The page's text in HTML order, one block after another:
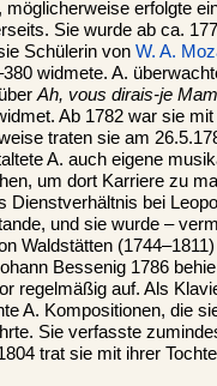
möglicherweise erfolgte
Sie wurde ab ca.
Schülerin von W. A.
widmete. A.
Ah, vous dirais-je
Ab 1782 war sie
traten sie am
A. auch eigene
um dort Karriere zu
Dienstverhältnis bei
und sie wurde –
Waldstätten
Bessenig 1786
regelmäßig auf. Als
A. Kompositionen, die
Sie verfasste
trat sie mit ihrer